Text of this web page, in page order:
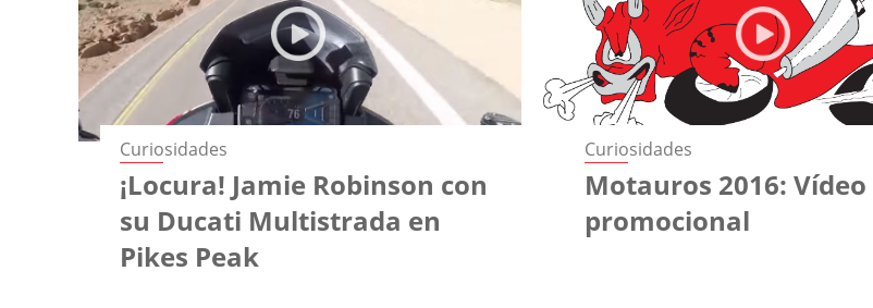
Curiosidades
¡Locura! Jamie Robinson con
su Ducati Multistrada en
Pikes Peak
Curiosidades
Motauros 2016: Vídeo
promocional